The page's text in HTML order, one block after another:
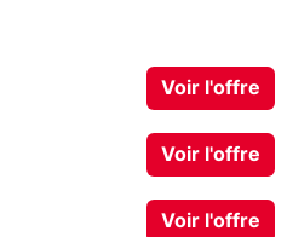
Voir l'offre
Voir l'offre
Voir l'offre